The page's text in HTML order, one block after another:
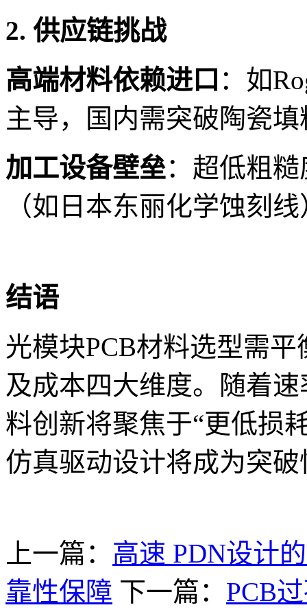
2. 供应链挑战
高端材料依赖进口 ：如
主导，国内需突破陶瓷
加工设备壁垒：超低粗
（如日本东丽化学蚀刻
结语
光模块PCB材料选型需
及成本四大维度。随着
料创新将聚焦于“更低损
仿真驱动设计将成为突
上一篇： 高速 PDN设计
靠性保障 下一篇： PCB